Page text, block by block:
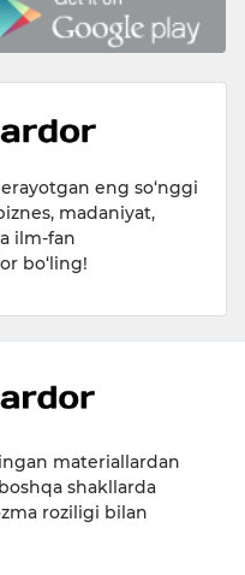
eng so‘nggi
madaniyat,
ilm-fan
bo‘ling!
materiallardan
shakllarda
roziligi bilan